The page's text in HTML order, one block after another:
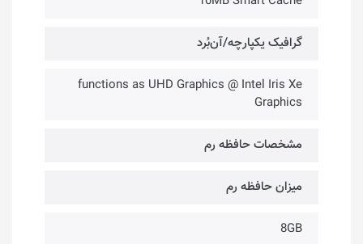
گرافیک یکپارچه/آن‌بُرد
functions as UHD Graphics @ Intel Iris Xe
Graphics
مشخصات حافظه رم
میزان حافظه رم
8GB